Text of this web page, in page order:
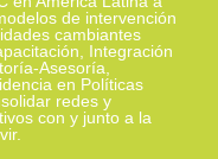
de intervención
cambiantes
Integración
Asesoría,
en Políticas
redes y
con y junto a la